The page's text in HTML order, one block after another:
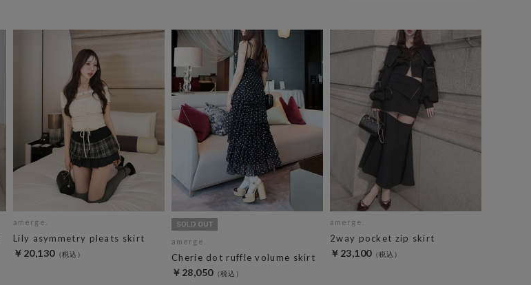
amerge.
Lily asymmetry pleats skirt
￥20,130
amerge.
Cherie dot ruffle volume skirt
￥28,050
amerge.
2way pocket zip skirt
￥23,100